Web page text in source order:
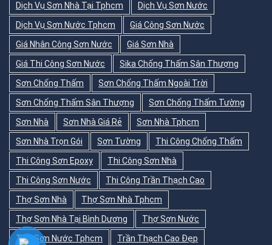
Dịch Vụ Sơn Nhà Tại Tphcm
Dịch Vụ Sơn Nước
Dịch Vụ Sơn Nước Tphcm
Giá Công Sơn Nước
Giá Nhân Công Sơn Nước
Giá Sơn Nhà
Giá Thi Công Sơn Nước
Sika Chống Thấm Sân Thượng
Sơn Chống Thấm
Sơn Chống Thấm Ngoài Trời
Sơn Chống Thấm Sân Thượng
Sơn Chống Thấm Tường
Sơn Nhà
Sơn Nhà Giá Rẻ
Sơn Nhà Tphcm
Sơn Nhà Trọn Gói
Sơn Tường
Thi Công Chống Thấm
Thi Công Sơn Epoxy
Thi Công Sơn Nhà
Thi Công Sơn Nước
Thi Công Trần Thạch Cao
Thợ Sơn Nhà
Thợ Sơn Nhà Tphcm
Thợ Sơn Nhà Tại Bình Dương
Thợ Sơn Nước
Thợ Sơn Nước Tphcm
Trần Thạch Cao Đẹp